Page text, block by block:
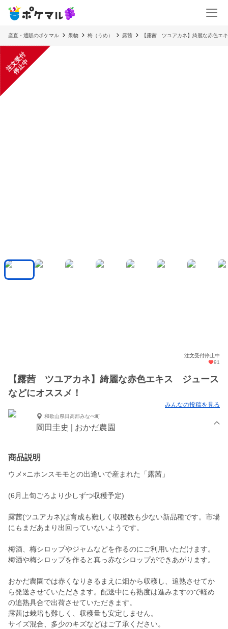
産直・通販のポケマル 果物 梅（うめ） 露茜 【露茜 ツユアカネ】綺麗な赤色エ
注
文
受
付
停
止
中
注文受付停止中
91
【露茜 ツユアカネ】綺麗な赤色エキス ジュース
などにオススメ！
みんなの投稿を見る
和歌山県日高郡みなべ町
岡田圭史 | おかだ農園
商品説明
ウメ×ニホンスモモとの出逢いで産まれた「露茜」
(6月上旬ごろより少しずつ収穫予定)
露茜(ツユアカネ)は育成も難しく収穫数も少ない新品種です。市場
にもまだあまり出回っていないようです。
梅酒、梅シロップやジャムなどを作るのにご利用いただけます。
梅酒や梅シロップを作ると真っ赤なシロップができあがります。
おかだ農園では赤くなりきるまえに畑から収穫し、追熟させてか
ら発送させていただきます。配送中にも熟度は進みますので軽め
の追熟具合で出荷させていただきます。
露茜は栽培も難しく、収穫量も安定しません。
サイズ混合、多少のキズなどはご了承ください。